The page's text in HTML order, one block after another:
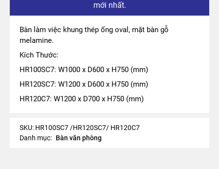
mới nhất.
Bàn làm việc khung thép ống oval, mặt bàn gỗ
melamine.
Kích Thước:
HR100SC7: W1000 x D600 x H750 (mm)
HR120SC7: W1200 x D600 x H750 (mm)
HR120C7: W1200 x D700 x H750 (mm)
SKU: HR100SC7 /HR120SC7/ HR120C7
Danh mục: Bàn văn phòng